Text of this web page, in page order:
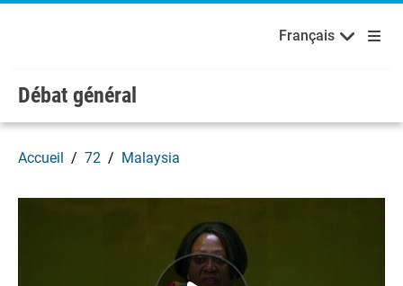
Skip to main content / navigation
Bienvenue aux Nations Unies English Français
Français
Débat général
Accueil 72 Malaysia